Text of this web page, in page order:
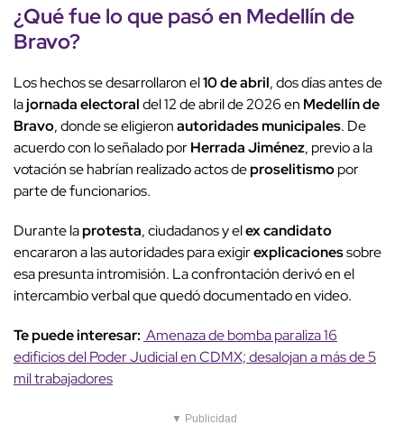
¿Qué fue lo que pasó en Medellín de
Bravo?
Los hechos se desarrollaron el10 de abril, dos días antes de
lajornada electoraldel 12 de abril de 2026 en Medellín de
Bravo, donde se eligieronautoridades municipales. De
acuerdo con lo señalado porHerrada Jiménez, previo a la
votación se habrían realizado actos deproselitismopor
parte de funcionarios.
Durante laprotesta, ciudadanos y elex candidato
encararon a las autoridades para exigirexplicacionessobre
esa presunta intromisión. La confrontación derivó en el
intercambio verbal que quedó documentado en video.
Te puede interesar: Amenaza de bomba paraliza 16
edificios del Poder Judicial en CDMX; desalojan a más de 5
mil trabajadores
▼ Publicidad